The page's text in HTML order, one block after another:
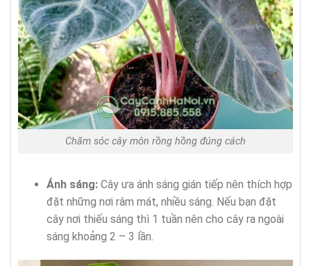
Chăm sóc cây môn rồng hồng đúng cách
Ánh sáng:Cây ưa ánh sáng gián tiếp nên thích hợp
đặt những nơi râm mát, nhiều sáng. Nếu bạn đặt
cây nơi thiếu sáng thì 1 tuần nên cho cây ra ngoài
sáng khoảng 2 – 3 lần.